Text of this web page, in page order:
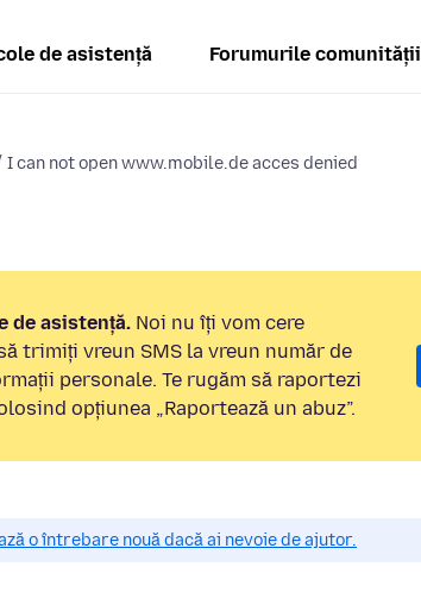
de asistență Forumurile comunității
I can not open www.mobile.de acces denied
de asistență. Noi nu îți vom cere
trimiți vreun SMS la vreun număr de
personale. Te rugăm să raportezi
opțiunea „Raportează un abuz”.
o întrebare nouă dacă ai nevoie de ajutor.